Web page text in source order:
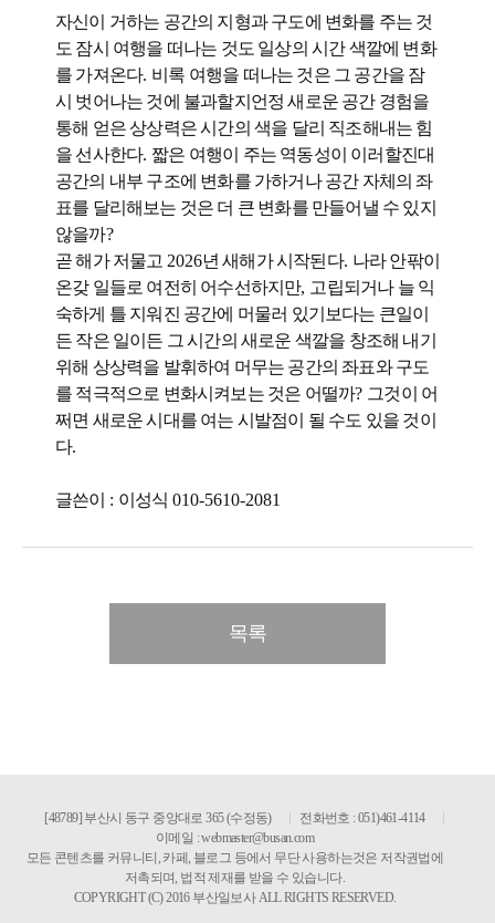
자신이 거하는 공간의 지형과 구도에 변화를 주는 것
도 잠시 여행을 떠나는 것도 일상의 시간 색깔에 변화
를 가져온다. 비록 여행을 떠나는 것은 그 공간을 잠
시 벗어나는 것에 불과할지언정 새로운 공간 경험을
통해 얻은 상상력은 시간의 색을 달리 직조해내는 힘
을 선사한다. 짧은 여행이 주는 역동성이 이러할진대
공간의 내부 구조에 변화를 가하거나 공간 자체의 좌
표를 달리해보는 것은 더 큰 변화를 만들어낼 수 있지
않을까?
곧 해가 저물고 2026년 새해가 시작된다. 나라 안팎이
온갖 일들로 여전히 어수선하지만, 고립되거나 늘 익
숙하게 틀 지워진 공간에 머물러 있기보다는 큰일이
든 작은 일이든 그 시간의 새로운 색깔을 창조해 내기
위해 상상력을 발휘하여 머무는 공간의 좌표와 구도
를 적극적으로 변화시켜보는 것은 어떨까? 그것이 어
쩌면 새로운 시대를 여는 시발점이 될 수도 있을 것이
다.
글쓴이 : 이성식 010-5610-2081
목록
[48789] 부산시 동구 중앙대로 365 (수정동)
전화번호 : 051)461-4114
이메일 :webmaster@busan.com
모든 콘텐츠를 커뮤니티, 카페, 블로그 등에서 무단 사용하는것은 저작권법에
저촉되며, 법적 제재를 받을 수 있습니다.
COPYRIGHT (C) 2016 부산일보사 ALL RIGHTS RESERVED.